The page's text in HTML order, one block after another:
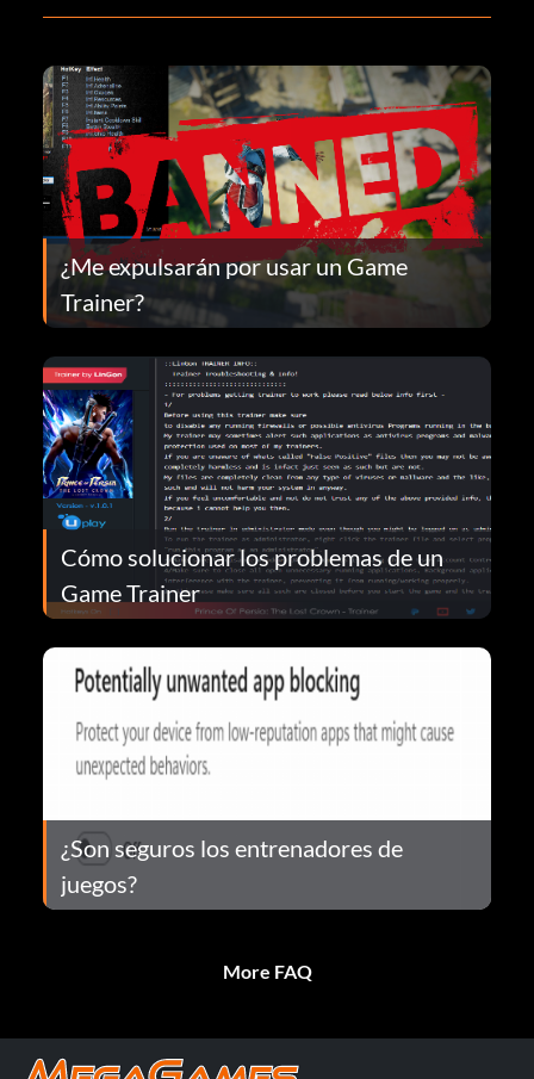
¿Me expulsarán por usar un Game
Trainer?
Cómo solucionar los problemas de un
Game Trainer
¿Son seguros los entrenadores de
juegos?
More FAQ